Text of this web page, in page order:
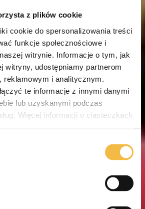
z plików cookie
cookie do spersonalizowania treści
funkcje społecznościowe i
witrynie. Informacje o tym, jak
witryny, udostępniamy partnerom
reklamowym i analitycznym.
te informacje z innymi danymi
lub uzyskanymi podczas
Więcej informacji o ciasteczkach